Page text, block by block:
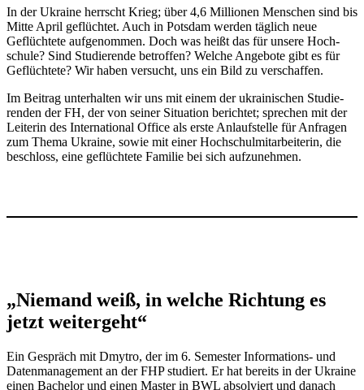
In der Ukraine herrscht Krieg; über 4,6 Mil­lionen Men­schen sind bis
Mitte April geflüchtet. Auch in Potsdam werden täglich neue
Geflüchtete auf­ge­nommen. Doch was heißt das für unsere Hoch­
schule? Sind Stu­die­rende betroffen? Welche Angebote gibt es für
Geflüchtete? Wir haben ver­sucht, uns ein Bild zu verschaffen.
Im Beitrag unter­halten wir uns mit einem der ukrai­ni­schen Stu­die­
renden der FH, der von seiner Situation berichtet; sprechen mit der
Lei­terin des Inter­na­tional Office als erste Anlauf­stelle für Anfragen
zum Thema Ukraine, sowie mit einer Hoch­schul­mit­ar­bei­terin, die
beschloss, eine geflüchtete Familie bei sich aufzunehmen.
„Niemand weiß, in welche Richtung es
jetzt weitergeht“
Ein Gespräch mit Dmytro, der im 6. Semester Infor­ma­tions- und
Daten­ma­nagement an der FHP stu­diert. Er hat bereits in der Ukraine
einen Bachelor und einen Master in BWL absol­viert und danach